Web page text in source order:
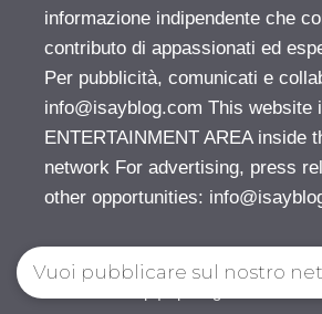
informazione indipendente che
contributo di appassionati ed
Per pubblicità, comunicati e
info@isayblog.com This website
ENTERTAINMENT AREA inside
network For advertising, press
other opportunities:
Vuoi pubblicare sul nostro